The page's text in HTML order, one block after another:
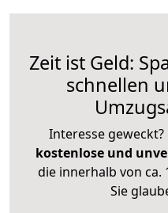
Zeit ist Geld:
schnellen
Interesse geweckt?
kostenlose und
die innerhalb von ca.
Sie